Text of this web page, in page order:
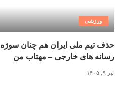
ورزشی
حذف تیم ملی ایران هم چنان سوژه
رسانه های خارجی – مهتاب من
تیر ۹, ۱۴۰۵